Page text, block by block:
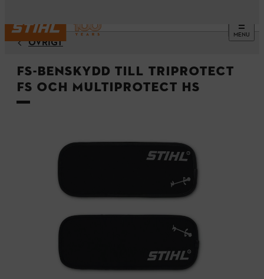
MENU
ÖVRIGT
FS-benskydd till Triprotect
FS och Multiprotect HS